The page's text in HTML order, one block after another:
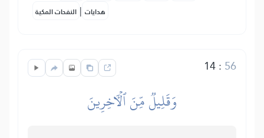
النفحات المكية | هدايات
14: 56
وَقَلِيلٞ مِّنَ ٱلۡأٓخِرِينَ